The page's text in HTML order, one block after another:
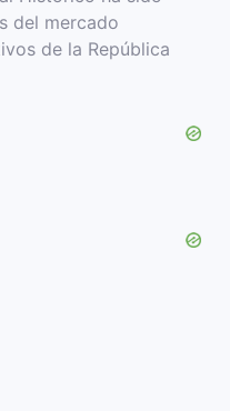
del mercado
de la República